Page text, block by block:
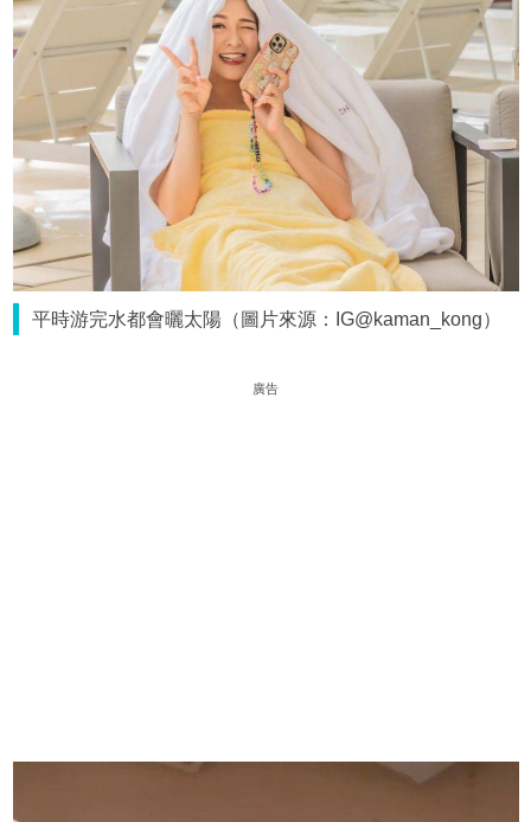
平時游完水都會曬太陽（圖片來源：IG@kaman_kong）
廣告